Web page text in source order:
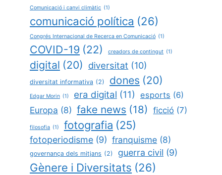
Comunicació i canvi climàtic (1)
comunicació política (26)
Congrés Internacional de Recerca en Comunicació (1)
COVID-19 (22) creadors de contingut (1)
digital (20) diversitat (10)
diversitat informativa (2) dones (20)
Edgar Morin (1) era digital (11) esports (6)
Europa (8) fake news (18) ficció (7)
filosofia (1) fotografia (25)
fotoperiodisme (9) franquisme (8)
governança dels mitjans (2) guerra civil (9)
Gènere i Diversitats (26)